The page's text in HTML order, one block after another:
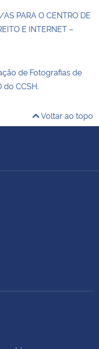
PARA O CENTRO DE
E INTERNET –
de Fotografias de
do CCSH.
Voltar ao topo